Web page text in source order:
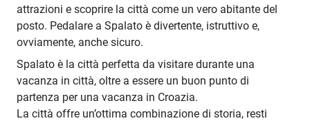
attrazioni e scoprire la città come un vero abitante del
posto. Pedalare a Spalato è divertente, istruttivo e,
ovviamente, anche sicuro.
Spalato è la città perfetta da visitare durante una
vacanza in città, oltre a essere un buon punto di
partenza per una vacanza in Croazia.
La città offre un’ottima combinazione di storia, resti